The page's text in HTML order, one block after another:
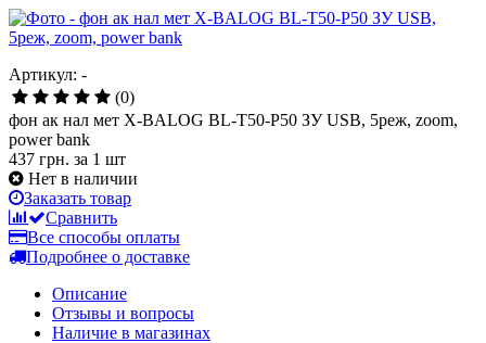
Артикул: -
(0)
фон ак нал мет X-BALOG BL-T50-P50 ЗУ USB, 5реж, zoom,
power bank
437 грн. за 1 шт
Нет в наличии
Заказать товар
Сравнить
Все способы оплаты
Подробнее о доставке
Описание
Отзывы и вопросы
Наличие в магазинах